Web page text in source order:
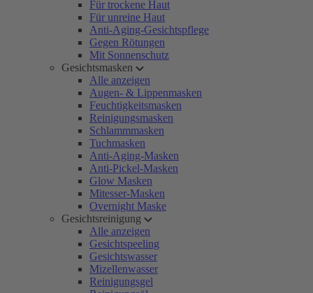
Für trockene Haut
Für unreine Haut
Anti-Aging-Gesichtspflege
Gegen Rötungen
Mit Sonnenschutz
Gesichtsmasken
Alle anzeigen
Augen- & Lippenmasken
Feuchtigkeitsmasken
Reinigungsmasken
Schlammmasken
Tuchmasken
Anti-Aging-Masken
Anti-Pickel-Masken
Glow Masken
Mitesser-Masken
Overnight Maske
Gesichtsreinigung
Alle anzeigen
Gesichtspeeling
Gesichtswasser
Mizellenwasser
Reinigungsgel